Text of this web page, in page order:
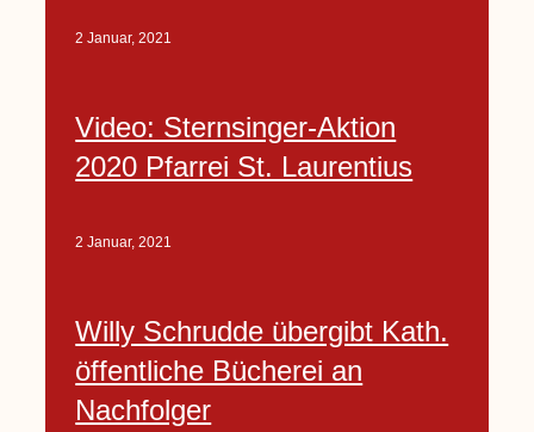
2 Januar, 2021
Video: Sternsinger-Aktion
2020 Pfarrei St. Laurentius
2 Januar, 2021
Willy Schrudde übergibt Kath.
öffentliche Bücherei an
Nachfolger